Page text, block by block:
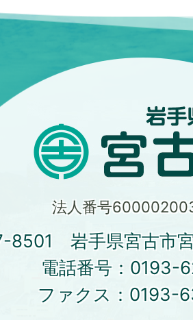
法人番号
8501 岩手県宮古市
電話番号： 0193-
ファクス： 0193-